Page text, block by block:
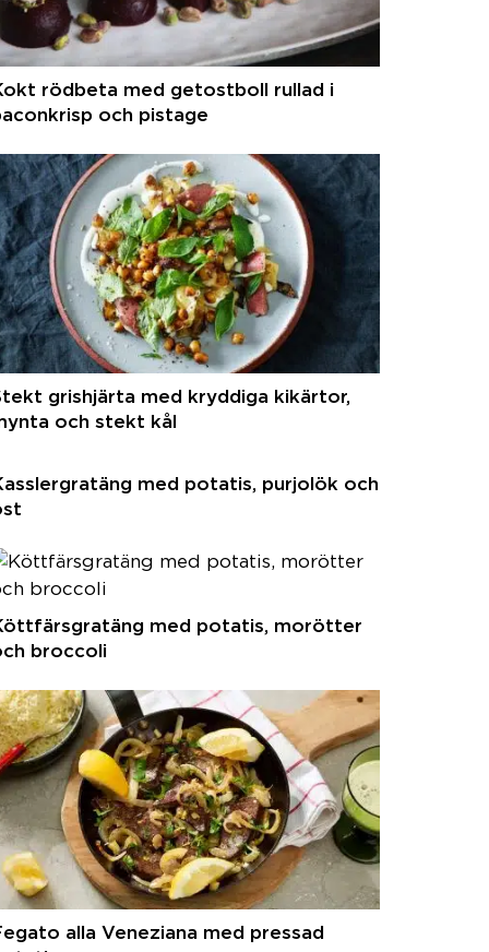
rödbeta med getostboll rullad i
och pistage
grishjärta med kryddiga kikärtor,
och stekt kål
med potatis, purjolök och
med potatis, morötter
broccoli
alla Veneziana med pressad